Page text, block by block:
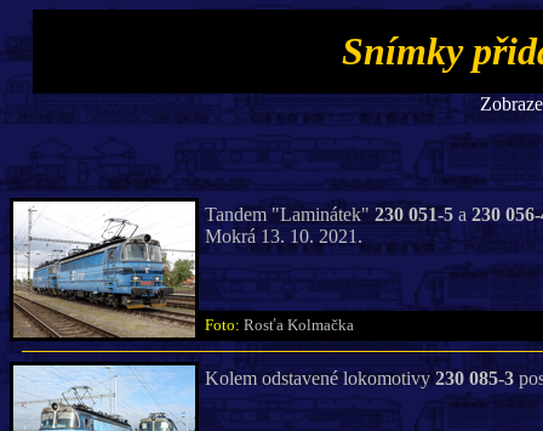
Snímky
Tandem "Laminátek" 230 051-5 a 230
Mokrá 13. 10. 2021.
Foto: Rosťa Kolmačka
Kolem odstavené lokomotivy230 085-3